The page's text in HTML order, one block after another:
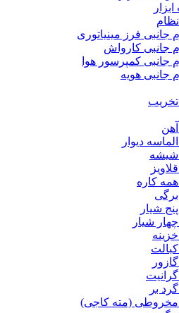
جانبی فرز مینیاتوری
جانبی کارواش
جانبی کمپرسور هوا
جانبی هویه
دیوار
شیشه
کاره
شیار
شیار
بر
مخروطی (مته کاجی)